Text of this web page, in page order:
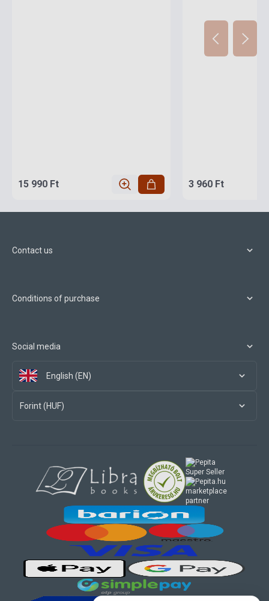
15 990 Ft 3 960 Ft
Contact us
Conditions of purchase
Social media
English (EN)
Forint (HUF)
marketplace
partner